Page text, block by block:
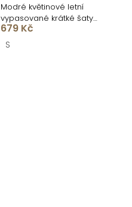
Modré květinové letní
vypasované krátké šaty
ULJANA
679 Kč
S